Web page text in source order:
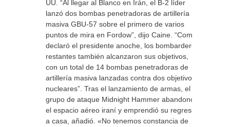
UU. “Al llegar al Blanco en Irán, el B-2 líder
lanzó dos bombas penetradoras de artillería
masiva GBU-57 sobre el primero de varios
puntos de mira en Fordow”, dijo Caine. “Como
declaró el presidente anoche, los bombarderos
restantes también alcanzaron sus objetivos,
con un total de 14 bombas penetradoras de
artillería masiva lanzadas contra dos objetivos
nucleares”. Tras el lanzamiento de armas, el
grupo de ataque Midnight Hammer abandonó
el espacio aéreo iraní y emprendió su regreso
a casa, añadió. «No tenemos constancia de